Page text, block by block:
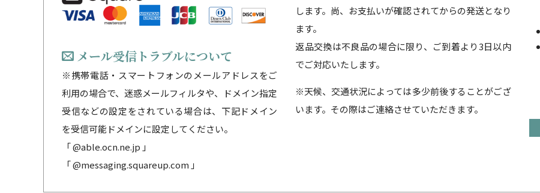
メール受信トラブルについて
※携帯電話・スマートフォンのメールアドレスをご
利用の場合で、迷惑メールフィルタや、ドメイン指定
受信などの設定をされている場合は、下記ドメイン
を受信可能ドメインに設定してください。
「 @able.ocn.ne.jp 」
「 @messaging.squareup.com 」
します。尚、お支払いが確認されてからの発送となり
ます。
返品交換は不良品の場合に限り、ご到着より3日以内
でご対応いたします。
※天候、交通状況によっては多少前後することがござ
います。その際はご連絡させていただきます。